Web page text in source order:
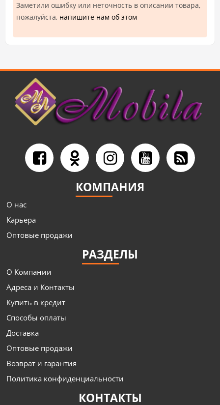
Заметили ошибку или неточность в описании товара,
пожалуйста, напишите нам об этом
КОМПАНИЯ
О нас
Карьера
Оптовые продажи
РАЗДЕЛЫ
О Компании
Адреса и Контакты
Купить в кредит
Способы оплаты
Доставка
Оптовые продажи
Возврат и гарантия
Политика конфиденциальности
КОНТАКТЫ